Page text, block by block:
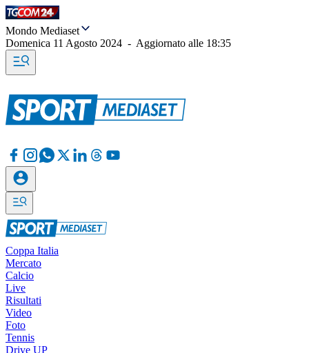
Mondo Mediaset
Domenica 11 Agosto 2024 - Aggiornato alle 18:35
Coppa Italia
Mercato
Calcio
Live
Risultati
Video
Foto
Tennis
Drive UP